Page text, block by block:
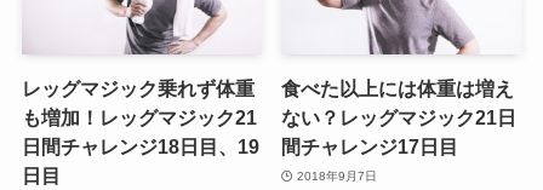
レッグマジック乗れず体重
も増加！レッグマジック21
日間チャレンジ18日目、19
日目
食べた以上には体重は増え
ない？レッグマジック21日
間チャレンジ17日目
2018年9月7日